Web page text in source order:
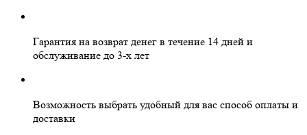
Гарантия на возврат денег в течение 14 дней и
обслуживание до 3-х лет
Возможность выбрать удобный для вас способ оплаты и
доставки